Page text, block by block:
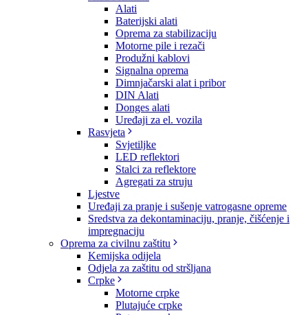
Alati
Baterijski alati
Oprema za stabilizaciju
Motorne pile i rezači
Produžni kablovi
Signalna oprema
Dimnjačarski alat i pribor
DIN Alati
Donges alati
Uređaji za el. vozila
Rasvjeta
Svjetiljke
LED reflektori
Stalci za reflektore
Agregati za struju
Ljestve
Uređaji za pranje i sušenje vatrogasne opreme
Sredstva za dekontaminaciju, pranje, čišćenje i
impregnaciju
Oprema za civilnu zaštitu
Kemijska odijela
Odjela za zaštitu od stršljana
Crpke
Motorne crpke
Plutajuće crpke